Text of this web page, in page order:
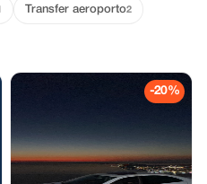
Transfer aeroporto2
-20%